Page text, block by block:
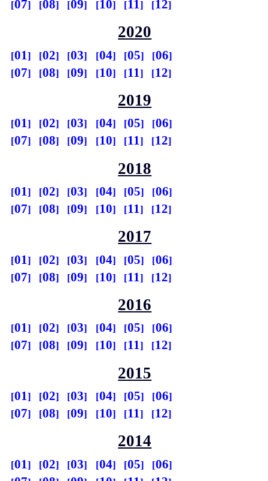
07 08 09 10 11 12
2020
01 02 03 04 05
06
07
08 09 10 11 12
2019
01 02 03 04 05
06
07
08 09 10 11 12
2018
01 02 03 04 05
06
07
08 09 10 11 12
2017
01 02 03 04 05
06
07
08 09 10 11 12
2016
01 02 03 04 05
06
07
08 09 10 11 12
2015
01 02 03 04 05
06
07
08 09 10 11 12
2014
01 02 03 04 05
06